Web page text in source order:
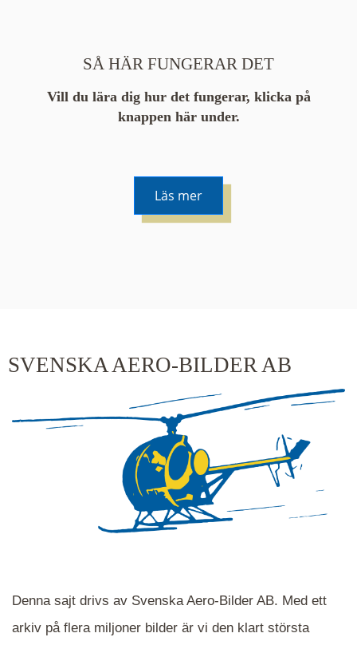
SÅ HÄR FUNGERAR DET
Vill du lära dig hur det fungerar, klicka på
knappen här under.
Läs mer
SVENSKA AERO-BILDER AB
Denna sajt drivs av Svenska Aero-Bilder AB. Med ett
arkiv på flera miljoner bilder är vi den klart största